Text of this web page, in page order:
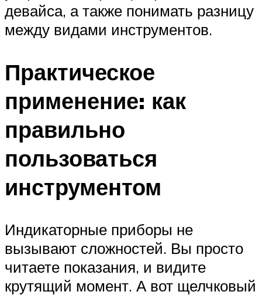
девайса, а также понимать разницу
между видами инструментов.
Практическое
применение: как
правильно
пользоваться
инструментом
Индикаторные приборы не
вызывают сложностей. Вы просто
читаете показания, и видите
крутящий момент. А вот щелчковый